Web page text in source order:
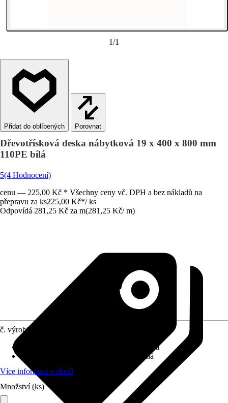
1/1
Porovnat
Dřevotřísková deska nábytková 19 x 400 x 800 mm
110PE bílá
5(4 Hodnocení)
cenu — 225,00 Kč * Všechny ceny vč. DPH a bez nákladů na
přepravu za ks225,00 Kč*/ ks
Odpovídá 281,25 Kč za m(281,25 Kč/ m)
č. výrobku
Dřevotřísková deska
Dřevotřísková deska potažená
Více informací o zboží
Množství (ks)